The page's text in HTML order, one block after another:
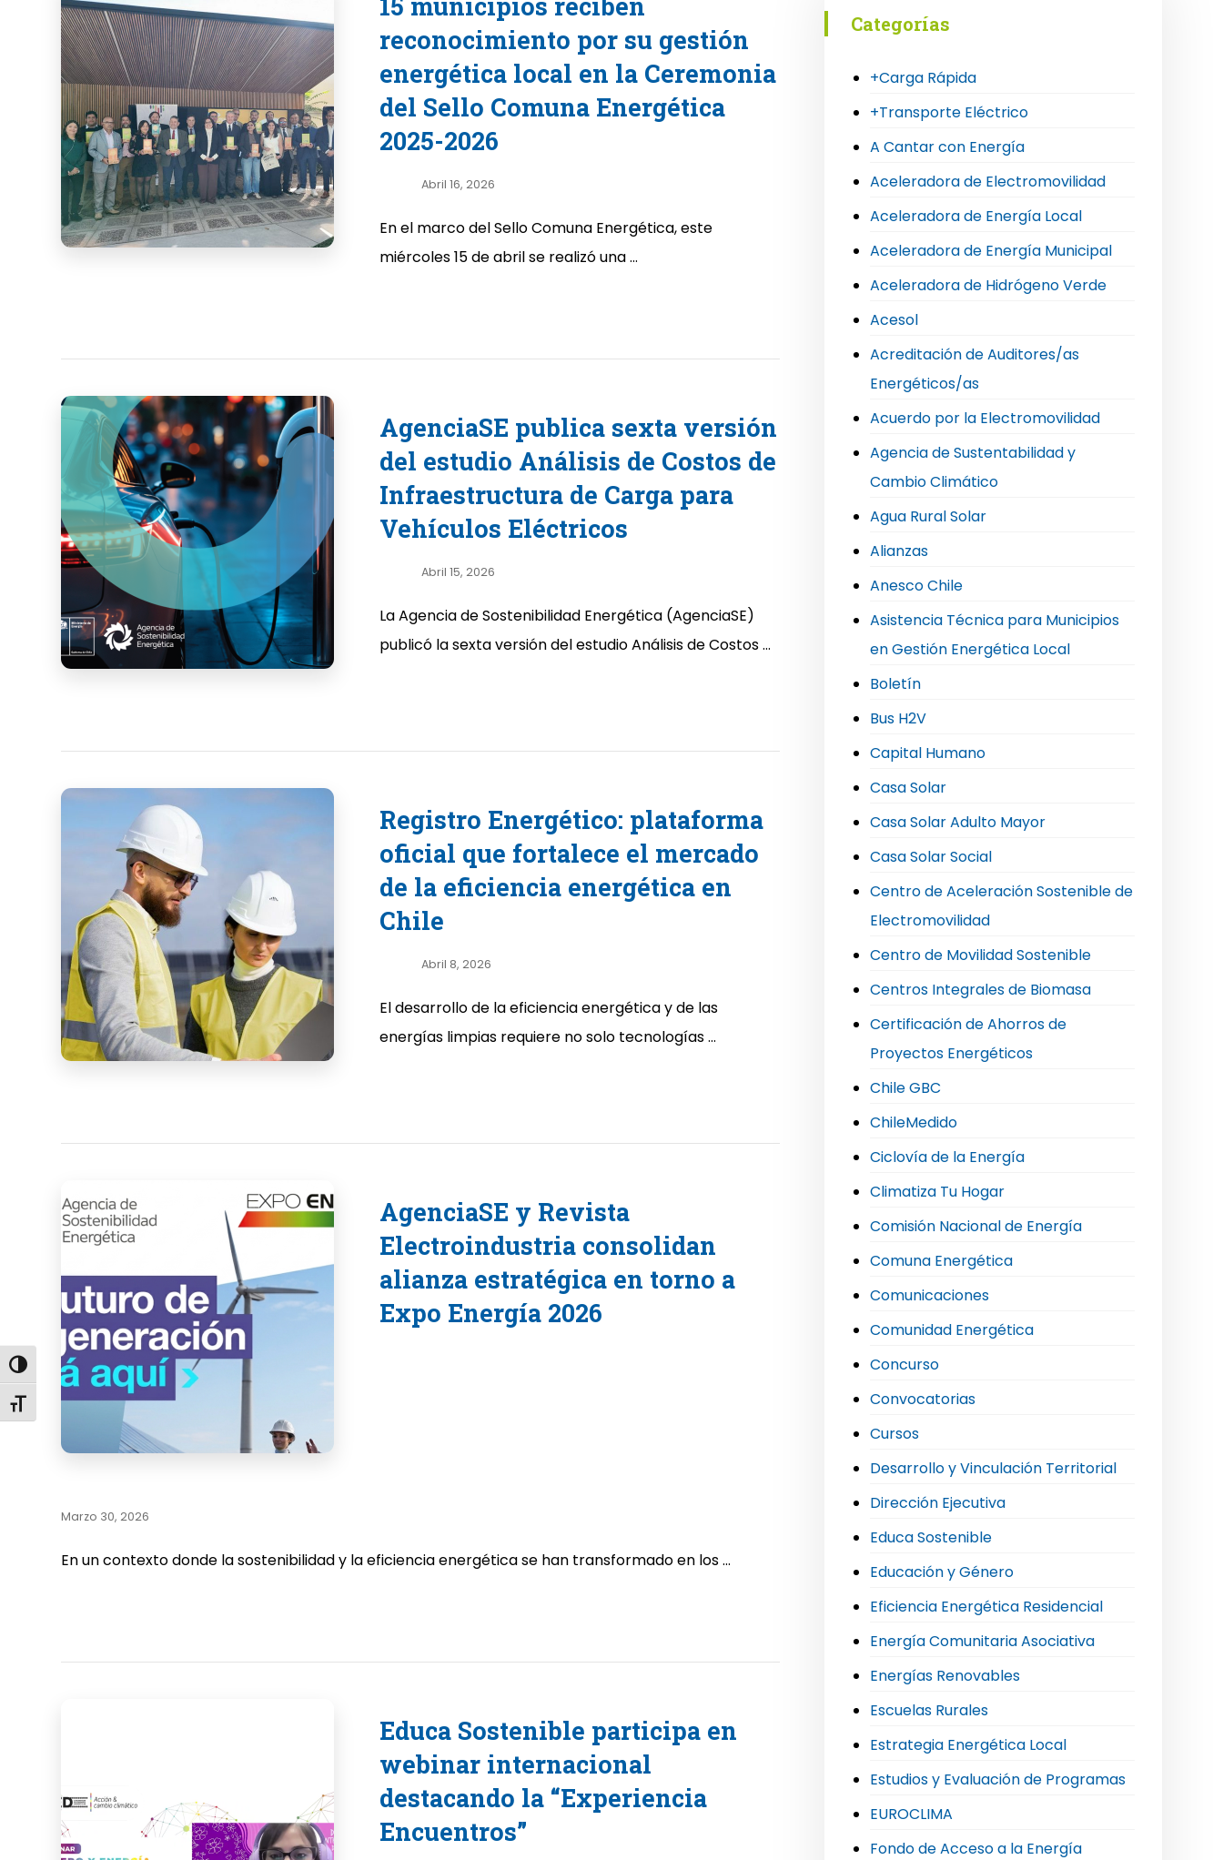
Alternar alto contraste
Alternar tamaño de letra
reconocimiento por su gestión
energética local en la Ceremonia
del Sello Comuna Energética
2025-2026
Abril 16, 2026
En el marco del Sello Comuna Energética, este
miércoles 15 de abril se realizó una ...
AgenciaSE publica sexta versión
del estudio Análisis de Costos de
Infraestructura de Carga para
Vehículos Eléctricos
Abril 15, 2026
La Agencia de Sostenibilidad Energética (AgenciaSE)
publicó la sexta versión del estudio Análisis de Costos ...
Registro Energético: plataforma
oficial que fortalece el mercado
de la eficiencia energética en
Chile
Abril 8, 2026
El desarrollo de la eficiencia energética y de las
energías limpias requiere no solo tecnologías ...
AgenciaSE y Revista
Electroindustria consolidan
alianza estratégica en torno a
Expo Energía 2026
Marzo 30, 2026
En un contexto donde la sostenibilidad y la eficiencia energética se han transformado en los ...
Educa Sostenible participa en
webinar internacional
destacando la “Experiencia
Encuentros”
Categorías
+Carga Rápida
+Transporte Eléctrico
A Cantar con Energía
Aceleradora de Electromovilidad
Aceleradora de Energía Local
Aceleradora de Energía Municipal
Aceleradora de Hidrógeno Verde
Acesol
Acreditación de Auditores/as
Energéticos/as
Acuerdo por la Electromovilidad
Agencia de Sustentabilidad y
Cambio Climático
Agua Rural Solar
Alianzas
Anesco Chile
Asistencia Técnica para Municipios
en Gestión Energética Local
Boletín
Bus H2V
Capital Humano
Casa Solar
Casa Solar Adulto Mayor
Casa Solar Social
Centro de Aceleración Sostenible de
Electromovilidad
Centro de Movilidad Sostenible
Centros Integrales de Biomasa
Certificación de Ahorros de
Proyectos Energéticos
Chile GBC
ChileMedido
Ciclovía de la Energía
Climatiza Tu Hogar
Comisión Nacional de Energía
Comuna Energética
Comunicaciones
Comunidad Energética
Concurso
Convocatorias
Cursos
Desarrollo y Vinculación Territorial
Dirección Ejecutiva
Educa Sostenible
Educación y Género
Eficiencia Energética Residencial
Energía Comunitaria Asociativa
Energías Renovables
Escuelas Rurales
Estrategia Energética Local
Estudios y Evaluación de Programas
EUROCLIMA
Fondo de Acceso a la Energía